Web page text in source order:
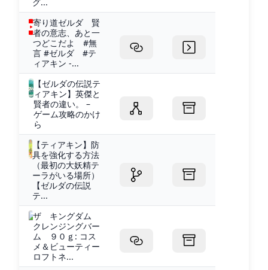
寄り道ゼルダ 賢
者の意志、あと一
つどこだよ #無
言 #ゼルダ #テ
ィアキン -...
【ゼルダの伝説テ
ィアキン】英傑と
賢者の違い。 –
ゲーム攻略のかけ
ら
【ティアキン】防
具を強化する方法
（最初の大妖精テ
ーラがいる場所）
【ゼルダの伝説
テ...
ザ キングダム
クレンジングバー
ム ９０ｇ: コス
メ＆ビューティー
ロフトネ...